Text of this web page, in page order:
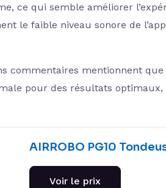
ce qui semble améliorer
le faible niveau sonore de
commentaires mentionnent
pour des résultats
AIRROBO PG10
Voir le prix